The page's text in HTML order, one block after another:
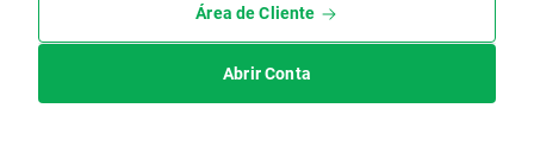
Área de Cliente
Abrir Conta